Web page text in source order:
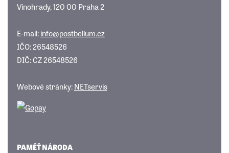
Vinohrady, 120 00 Praha 2
E-mail:info@postbellum.cz
IČO: 26548526
DIČ: CZ 26548526
Webové stránky:NETservis
PAMĚŤ NÁRODA